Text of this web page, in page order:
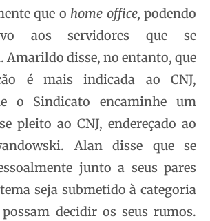
que o home office, podendo
aos servidores que se
Amarildo disse, no entanto, que
é mais indicada ao CNJ,
o Sindicato encaminhe um
pleito ao CNJ, endereçado ao
Alan disse que se
junto a seus pares
seja submetido à categoria
decidir os seus rumos.